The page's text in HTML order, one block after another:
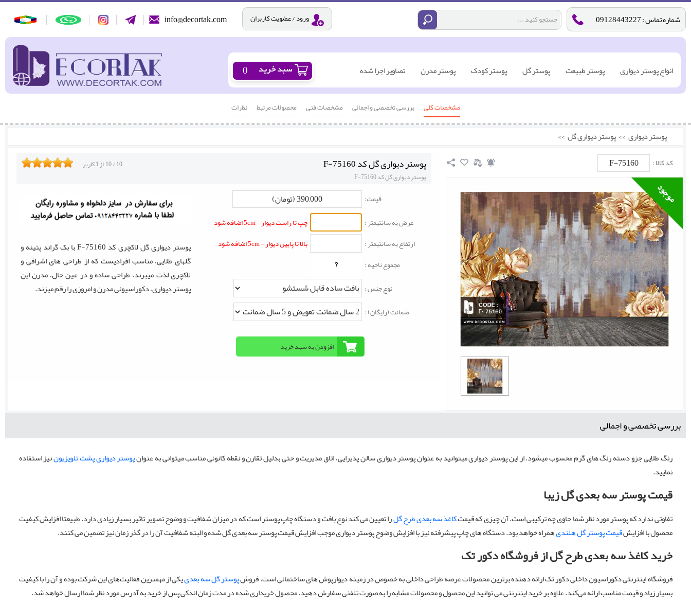
شماره تماس : 09128443227 info@decortak.com ورود / عضویت کاربران
انواع پوستر دیواری پوستر طبیعت پوستر گل پوستر کودک پوستر مدرن تصاویر اجرا شده 0
مشخصات کلی بررسی تخصصی و اجمالی مشخصات فنی محصولات مرتبط نظرات
پوستر دیواری >> پوستر دیواری گل >>
کد کالا : F-75160 پوستر دیواری گل کد F-75160 10/10 از1کاربر
پوستر دیواری گل کد F-75160
قیمت: 390,000 (تومان)
عرض به سانتیمتر :
چپ تا راست دیوار - 5cm اضافه شود
ارتفاع به سانتیمتر :
بالا تا پایین دیوار - 5cm اضافه شود
مجموع ناحیه :
?
نوع جنس :
ضمانت (رایگان) :
پوستر دیواری گل لاکچری کد F-75160 با بک گراند پتینه و
گلهای طلایی، مناسب افرادیست که از طراحی های اشرافی و
لاکچری لذت میبرند. طراحی ساده و در عین حال، مدرن این
پوستر دیواری، دکوراسیونی مدرن و امروزی را رقم میزند.
بررسی تخصصی و اجمالی
رنگ طلایی جزو دسته رنگ های گرم محسوب میشود. از این پوستر دیواری میتوانید به عنوان پوستر دیواری سالن پذیرایی، اتاق مدیریت و حتی بدلیل تقارن و نقطه کانونی مناسب میتوانی به عنوانپوستر دیواری پشت تلویزیوننیز استفاده
نمایید.
قیمت پوستر سه بعدی گلزیبا
تفاوتی ندارد که پوستر مورد نظر شما حاوی چه ترکیبی است. آن چیزی که قیمتکاغذ سه بعدی طرح گلرا تعیین می کند نوع بافت و دستگاه چاپ پوستر است که در میزان شفافیت و وضوح تصویر تاثیر بسیار زیادی دارد. طبیعتا افزایش کیفیت
محصول با افزایشقیمت پوستر گل هلندیهمراه خواهد بود. دستگاه های چاپ پیشرفته نیز با افزایش وضوح پوستر دیواری موجب افزایش قیمت پوستر سه بعدی گل شده و البته شفافیت آن را در گذر زمان نیز تضمین می کنند.
خرید کاغذ سه بعدی طرح گل از فروشگاه دکور تک
فروشگاه اینترنتی دکوراسیون داخلی دکور تک ارائه دهنده برترین محصولات عرصه‌ طراحی داخلی به خصوص در زمینه دیوارپوش های ساختمانی است. فروشپوستر گل سه بعدییکی از مهمترین فعالیت‌های این شرکت بوده و آن را با کیفیت
بسیار زیاد و قیمت مناسب ارائه می‌کند. علاوه بر خرید اینترنتی می توانید این محصول و محصولات مشابه را به صورت تلفنی سفارش دهید. محصول خریداری شده در مدت زمان اندکی پس از خرید به آدرس مورد نظر شما ارسال خواهد شد.